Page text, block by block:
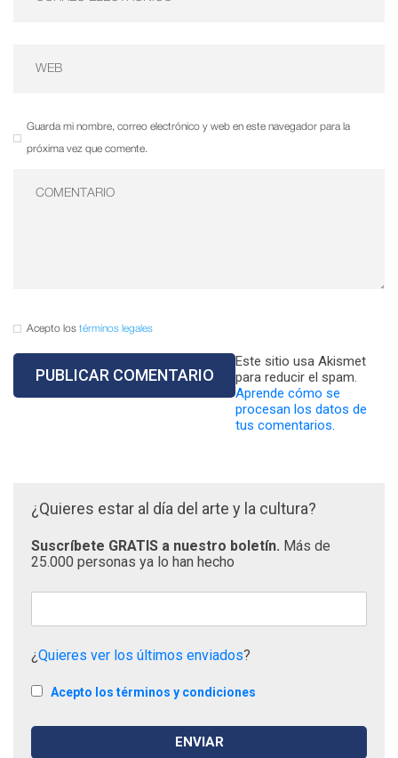
Guarda mi nombre, correo electrónico y web en este navegador para la
próxima vez que comente.
Acepto los términos legales
Este sitio usa Akismet
para reducir el spam.
Aprende cómo se
procesan los datos de
tus comentarios.
¿Quieres estar al día del arte y la cultura?
Suscríbete GRATIS a nuestro boletín. Más de
25.000 personas ya lo han hecho
¿Quieres ver los últimos enviados?
Acepto los términos y condiciones